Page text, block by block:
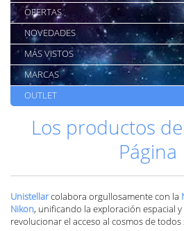
OFERTAS
NOVEDADES
MÁS VISTOS
MARCAS
OUTLET
Los productos
Página
Unistellarcolabora orgullosamente con la
Nikon, unificando la exploración espacial
revolucionar el acceso al cosmos de todos